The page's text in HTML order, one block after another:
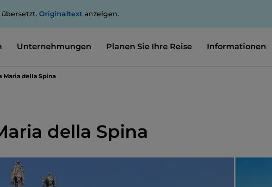
Originaltext anzeigen.
Unternehmungen Planen Sie Ihre Reise Informationen
Maria della Spina
della Spina